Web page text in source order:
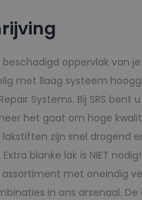
beschadigd oppervlak van
met 1laag systeem
Systems. Bij SRS bent
het gaat om hoge
zijn snel drogend
blanke lak is NIET
met oneindig
in ons arsenaal.